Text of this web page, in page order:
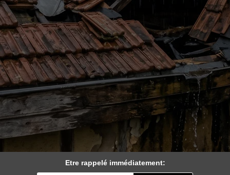
Etre rappelé immédiatement: